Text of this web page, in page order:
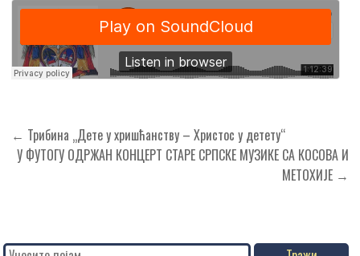
Кретање
чланка
← Трибина „Дете у хришћанству – Христос у детету“
У ФУТОГУ ОДРЖАН КОНЦЕРТ СТАРЕ СРПСКЕ МУЗИКЕ СА КОСОВА И
МЕТОХИЈЕ →